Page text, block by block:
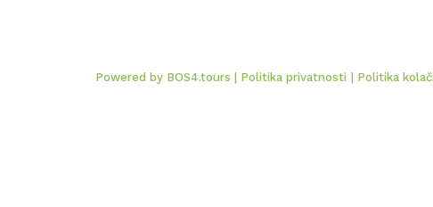
Powered by BOS4.tours | Politika privatnosti | Politika